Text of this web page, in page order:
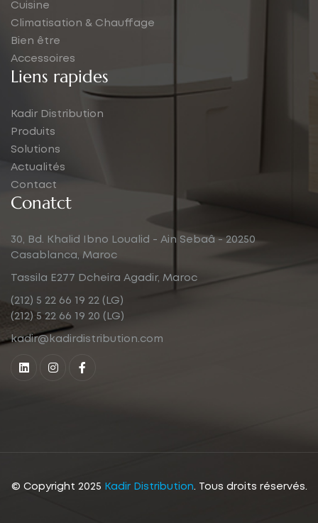
Cuisine
Climatisation & Chauffage
Bien être
Accessoires
Liens rapides
Kadir Distribution
Produits
Solutions
Actualités
Contact
Conatct
30, Bd. Khalid Ibno Loualid - Ain Sebaâ - 20250
Casablanca, Maroc
Tassila E277 Dcheira Agadir, Maroc
(212) 5 22 66 19 22 (LG)
(212) 5 22 66 19 20 (LG)
kadir@kadirdistribution.com
© Copyright 2025 Kadir Distribution. Tous droits réservés.